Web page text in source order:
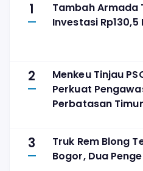
1
Tambah Armada
Investasi
2
Menkeu Tinjau
Perkuat
Perbatasan Timur
3
Truk Rem Blong
Bogor, Dua